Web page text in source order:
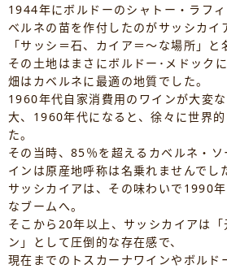
1944年にボルドーのシャトー・ラフ
ベルネの苗を作付したのがサッシカイ
「サッシ＝石、カイア＝～な場所」と
その土地はまさにボルドー･メドック
畑はカベルネに最適の地質でした。
1960年代自家消費用のワインが大変
大、1960年代になると、徐々に世界
た。
その当時、85％を超えるカベルネ・
インは原産地呼称は名乗れませんでし
サッシカイアは、その味わいで1990
なブームへ。
そこから20年以上、サッシカイアは
ン」として圧倒的な存在感で、
現在までのトスカーナワインやボルド